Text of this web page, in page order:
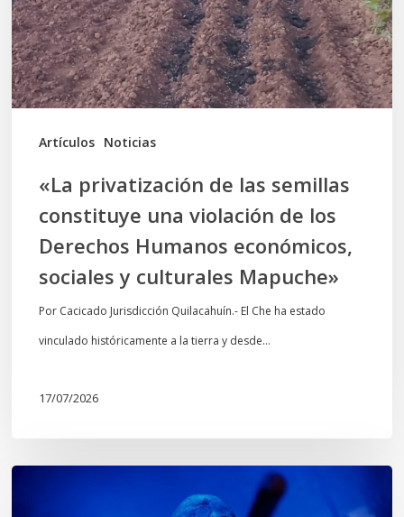
Artículos Noticias
constituye
una
violación
de
Humanos
económicos,
sociales
culturales
Mapuche»
«La privatización de las semillas
constituye una violación de los
Derechos Humanos económicos,
sociales y culturales Mapuche»
Por Cacicado Jurisdicción Quilacahuín.- El Che ha estado
vinculado históricamente a la tierra y desde…
17/07/2026